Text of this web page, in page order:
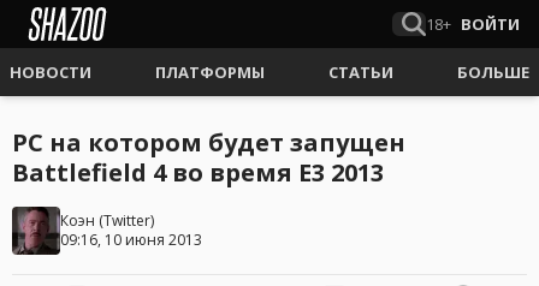
18+ ВОЙТИ
НОВОСТИ ПЛАТФОРМЫ СТАТЬИ БОЛЬШЕ
PC на котором будет запущен
Battlefield 4 во время E3 2013
Коэн (Twitter)
09:16, 10 июня 2013